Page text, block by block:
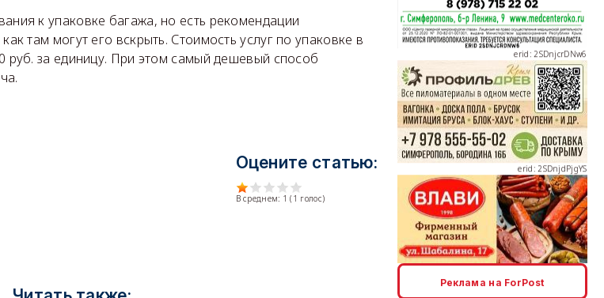
к упаковке багажа, но есть рекомендации
там могут его вскрыть. Стоимость услуг по упаковке в
руб. за единицу. При этом самый дешевый способ
Оцените статью:
В среднем: 1 ( 1 голос)
erid: 2SDnjcrDNw6
erid: 2SDnjdPjgYS
erid: 2SDnjdvhGXG
Реклама на ForPost